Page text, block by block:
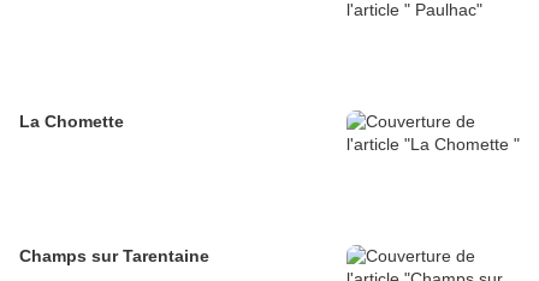
La Chomette
Champs sur Tarentaine